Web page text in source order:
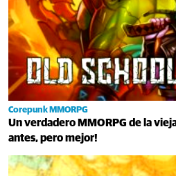
Corepunk MMORPG
Un verdadero MMORPG de la
antes, pero mejor!